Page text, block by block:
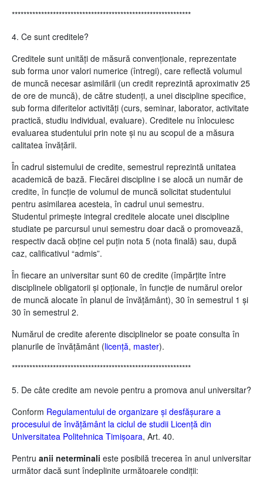
*************************************************************
4. Ce sunt creditele?
Creditele sunt unităţi de măsură convenţionale, reprezentate
sub forma unor valori numerice (întregi), care reflectă volumul
de muncă necesar asimilării (un credit reprezintă aproximativ 25
de ore de muncă), de către studenţi, a unei discipline specifice,
sub forma diferitelor activităţi (curs, seminar, laborator, activitate
practică, studiu individual, evaluare). Creditele nu înlocuiesc
evaluarea studentului prin note şi nu au scopul de a măsura
calitatea învăţării.
În cadrul sistemului de credite, semestrul reprezintă unitatea
academică de bază. Fiecărei discipline i se alocă un număr de
credite, în funcţie de volumul de muncă solicitat studentului
pentru asimilarea acesteia, în cadrul unui semestru.
Studentul primeşte integral creditele alocate unei discipline
studiate pe parcursul unui semestru doar dacă o promovează,
respectiv dacă obţine cel puţin nota 5 (nota finală) sau, după
caz, calificativul “admis”.
În fiecare an universitar sunt 60 de credite (împărțite între
disciplinele obligatorii şi opţionale, în funcție de numărul orelor
de muncă alocate în planul de învățământ), 30 în semestrul 1 și
30 în semestrul 2.
Numărul de credite aferente disciplinelor se poate consulta în
planurile de învățământ (licență, master).
*************************************************************
5. De câte credite am nevoie pentru a promova anul universitar?
Conform Regulamentului de organizare şi desfăşurare a
procesului de învăţământ la ciclul de studii Licenţă din
Universitatea Politehnica Timişoara, Art. 40.
Pentru anii neterminali este posibilă trecerea în anul universitar
următor dacă sunt îndeplinite următoarele condiții: